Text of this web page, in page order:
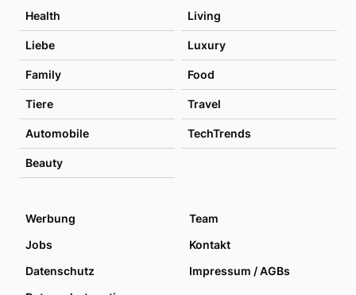
Health Living
Liebe Luxury
Family Food
Tiere Travel
Automobile TechTrends
Beauty
Werbung
Team
Jobs
Kontakt
Datenschutz
Impressum / AGBs